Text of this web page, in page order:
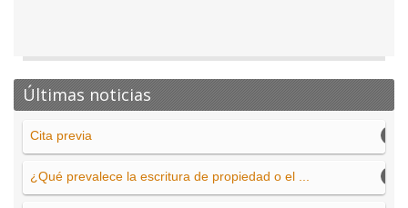
Últimas noticias
Cita previa
¿Qué prevalece la escritura de propiedad o el ...